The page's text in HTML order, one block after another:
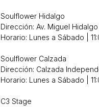
Soulflower Hidalgo
Dirección: Av. Miguel
Horario: Lunes a Sábado |
Soulflower Calzada
Dirección: Calzada
Horario: Lunes a Sábado |
C3 Stage